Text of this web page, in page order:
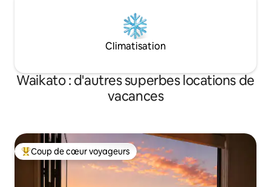
Climatisation
Waikato : d'autres superbes locations de
vacances
Coups de cœur voyageurs les plus appréciés
Coup de cœur voyageurs